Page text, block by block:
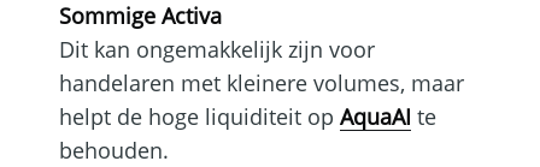
Sommige Activa
Dit kan ongemakkelijk zijn voor
handelaren met kleinere volumes, maar
helpt de hoge liquiditeit op AquaAI te
behouden.